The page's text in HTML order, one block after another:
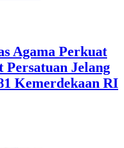
Agama Perkuat
Persatuan Jelang
Kemerdekaan RI